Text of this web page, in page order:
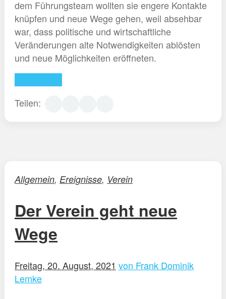
dem Führungsteam wollten sie engere Kontakte
knüpfen und neue Wege gehen, weil absehbar
war, dass politische und wirtschaftliche
Veränderungen alte Notwendigkeiten ablösten
und neue Möglichkeiten eröffneten.
Teilen:
Allgemein, Ereignisse, Verein
Der Verein geht neue
Wege
Freitag, 20. August, 2021 von Frank Dominik
Lemke